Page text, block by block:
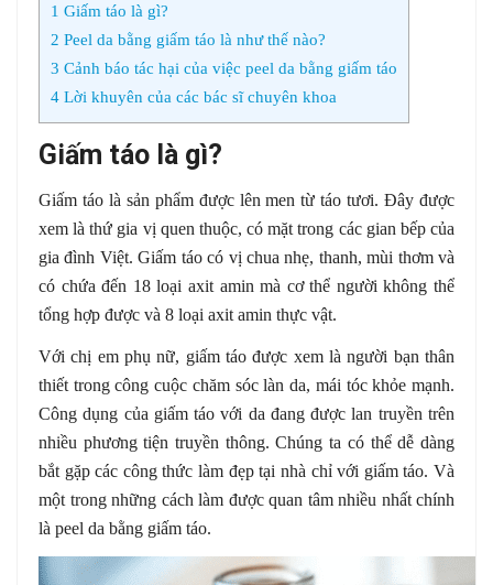
1 Giấm táo là gì?
2 Peel da bằng giấm táo là như thế nào?
3 Cảnh báo tác hại của việc peel da bằng giấm táo
4 Lời khuyên của các bác sĩ chuyên khoa
Giấm táo là gì?
Giấm táo là sản phẩm được lên men từ táo tươi. Đây được
xem là thứ gia vị quen thuộc, có mặt trong các gian bếp của
gia đình Việt. Giấm táo có vị chua nhẹ, thanh, mùi thơm và
có chứa đến 18 loại axit amin mà cơ thể người không thể
tổng hợp được và 8 loại axit amin thực vật.
Với chị em phụ nữ, giấm táo được xem là người bạn thân
thiết trong công cuộc chăm sóc làn da, mái tóc khỏe mạnh.
Công dụng của giấm táo với da đang được lan truyền trên
nhiều phương tiện truyền thông. Chúng ta có thể dễ dàng
bắt gặp các công thức làm đẹp tại nhà chỉ với giấm táo. Và
một trong những cách làm được quan tâm nhiều nhất chính
là peel da bằng giấm táo.